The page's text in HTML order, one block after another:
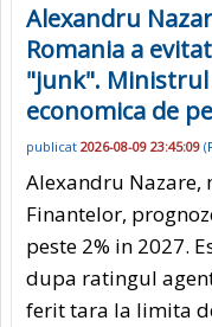
Alexandru
Romania a
"junk".
economica de
publicat 2026-08-09 23:45:09 (
Alexandru
Finantelor,
peste 2% in 2027.
dupa ratingul
ferit tara la limita